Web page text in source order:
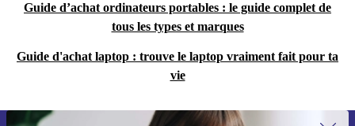
Guide d’achat ordinateurs portables : le guide complet de
tous les types et marques
Guide d'achat laptop : trouve le laptop vraiment fait pour ta
vie